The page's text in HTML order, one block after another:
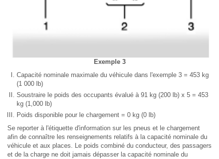
Exemple 3
Capacité nominale maximale du véhicule dans l'exemple 3 = 453 kg
(1 000 lb)
Soustraire le poids des occupants évalué à 91 kg (200 lb) x 5 = 453
kg (1,000 lb)
Poids disponible pour le chargement = 0 kg (0 lb)
Se reporter à l'étiquette d'information sur les pneus et le chargement
afin de connaître les renseignements relatifs à la capacité nominale du
véhicule et aux places. Le poids combiné du conducteur, des passagers
et de la charge ne doit jamais dépasser la capacité nominale du